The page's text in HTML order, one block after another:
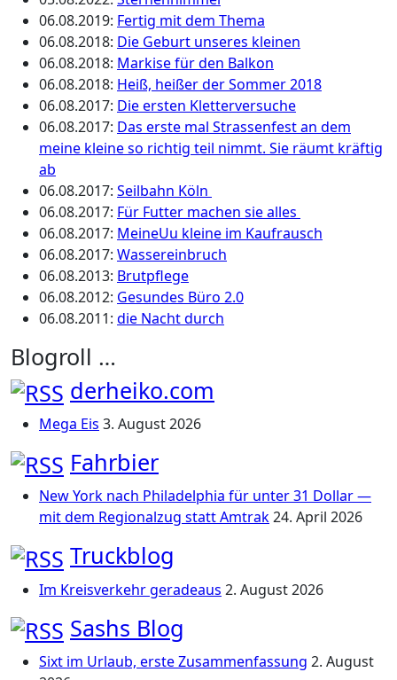
06.08.2019: Fertig mit dem Thema
06.08.2018: Die Geburt unseres kleinen
06.08.2018: Markise für den Balkon
06.08.2018: Heiß, heißer der Sommer 2018
06.08.2017: Die ersten Kletterversuche
06.08.2017: Das erste mal Strassenfest an dem
meine kleine so richtig teil nimmt. Sie räumt kräftig
ab
06.08.2017: Seilbahn Köln
06.08.2017: Für Futter machen sie alles
06.08.2017: MeineUu kleine im Kaufrausch
06.08.2017: Wassereinbruch
06.08.2013: Brutpflege
06.08.2012: Gesundes Büro 2.0
06.08.2011: die Nacht durch
Blogroll …
derheiko.com
Mega Eis 3. August 2026
Fahrbier
New York nach Philadelphia für unter 31 Dollar —
mit dem Regionalzug statt Amtrak24. April 2026
Truckblog
Im Kreisverkehr geradeaus 2. August 2026
Sashs Blog
Sixt im Urlaub, erste Zusammenfassung 2. August